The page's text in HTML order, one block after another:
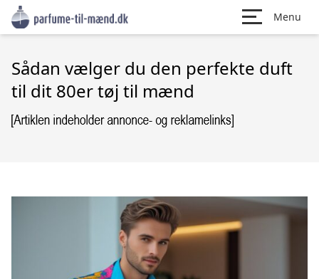
Menu
Sådan vælger du den perfekte duft
til dit 80er tøj til mænd